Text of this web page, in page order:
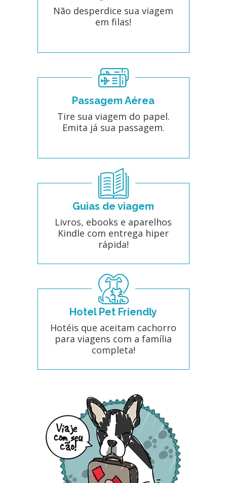
Não desperdice sua viagem
em filas!
Passagem Aérea
Tire sua viagem do papel.
Emita já sua passagem.
Guias de viagem
Livros, ebooks e aparelhos
Kindle com entrega hiper
rápida!
Hotel Pet Friendly
Hotéis que aceitam cachorro
para viagens com a família
completa!